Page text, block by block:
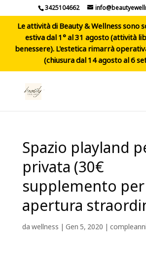
3425104662
Le attività di Beauty & Wellness sono
estiva dal 1° al 31 agosto (attività
benessere). L'estetica rimarrà
(chiusura dal 14 agosto al 6
Spazio playland
privata (30€
supplemento per
apertura
dawellness | Gen 5, 2020 |